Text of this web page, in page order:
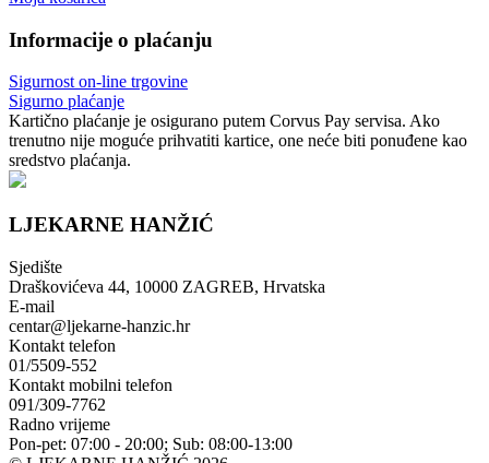
Informacije o plaćanju
Sigurnost on-line trgovine
Sigurno plaćanje
Kartično plaćanje je osigurano putem Corvus Pay servisa. Ako
trenutno nije moguće prihvatiti kartice, one neće biti ponuđene kao
sredstvo plaćanja.
LJEKARNE HANŽIĆ
Sjedište
Draškovićeva 44, 10000 ZAGREB, Hrvatska
E-mail
centar@ljekarne-hanzic.hr
Kontakt telefon
01/5509-552
Kontakt mobilni telefon
091/309-7762
Radno vrijeme
Pon-pet: 07:00 - 20:00; Sub: 08:00-13:00